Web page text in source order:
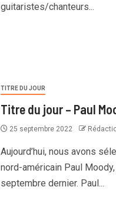
guitaristes/chanteurs...
TITRE DU JOUR
Titre du jour – Paul
25 septembre 2022
Aujourd’hui, nous avons
nord-américain Paul
septembre dernier. Paul...